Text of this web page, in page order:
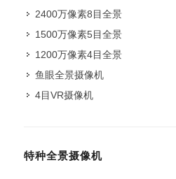
2400万像素8目全景
1500万像素5目全景
1200万像素4目全景
鱼眼全景摄像机
4目VR摄像机
特种全景摄像机